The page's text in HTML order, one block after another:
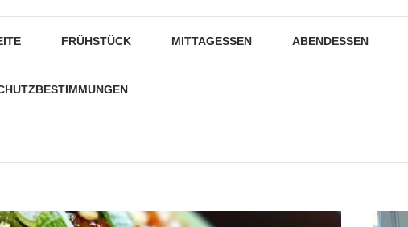
FRÜHSTÜCK MITTAGESSEN ABENDESSEN